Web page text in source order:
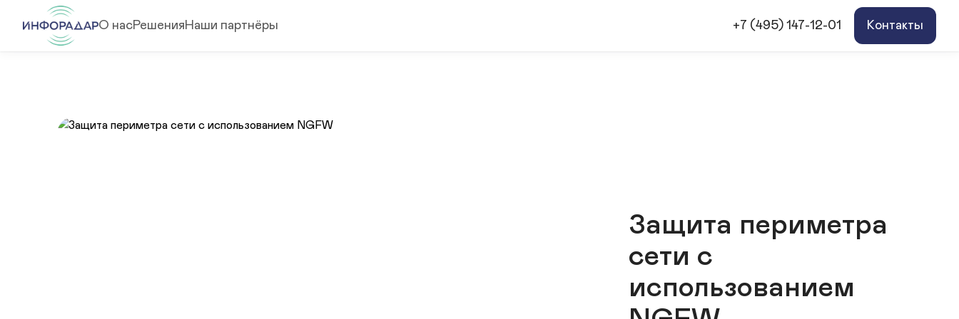
О насРешенияНаши партнёры +7 (495) 147-12-01 Контакты
Защита периметра
сети с
использованием